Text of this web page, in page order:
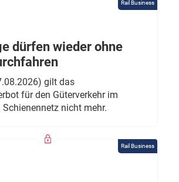
Rail Business
dürfen wieder ohne
gilt das
für den Güterverkehr im
nicht mehr.
Rail Business